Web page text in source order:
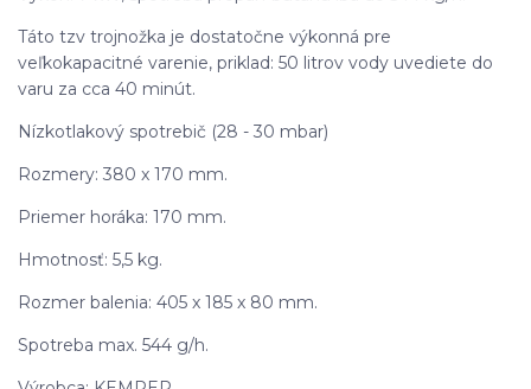
Táto tzv trojnožka je dostatočne výkonná pre
veľkokapacitné varenie, priklad: 50 litrov vody uvediete do
varu za cca 40 minút.
Nízkotlakový spotrebič (28 - 30 mbar)
Rozmery: 380 x 170 mm.
Priemer horáka: 170 mm.
Hmotnosť: 5,5 kg.
Rozmer balenia: 405 x 185 x 80 mm.
Spotreba max. 544 g/h.